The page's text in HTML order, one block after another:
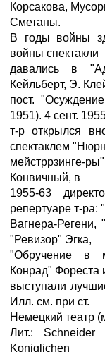
Корсакова,
Сметаны.
В годы войны
войны спектакли
давались в
Кейльберт, Э.
пост.
1951). 4 сент.
т-р открылся
спектаклем
мейстррзинге-
Конвичный, в
1955-63
репертуаре т-ра:
Вагнера-
"Ревизор" Эгка,
"Обручение в
Конрад" Фореста
выступали
Илл. см. при ст.
Немецкий театр
Лит.:
Koniglichen